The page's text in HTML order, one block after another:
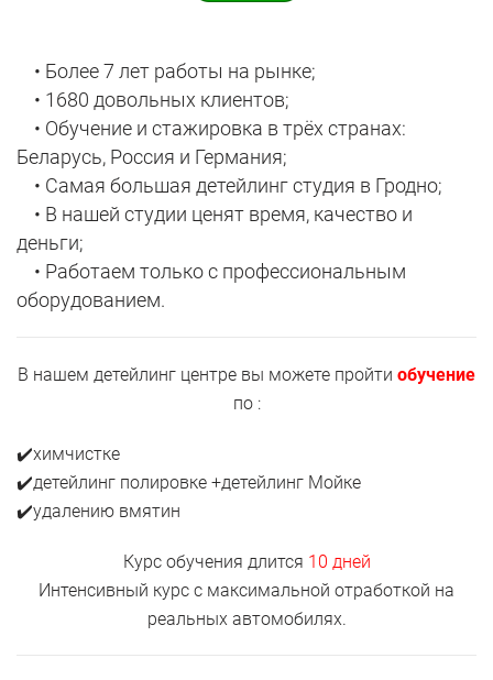
• Более 7 лет работы на рынке;
• 1680 довольных клиентов;
• Обучение и стажировка в трёх странах:
Беларусь, Россия и Германия;
• Самая большая детейлинг студия в Гродно;
• В нашей студии ценят время, качество и
деньги;
• Работаем только с профессиональным
оборудованием.
В нашем детейлинг центре вы можете пройти обучение
по :
✔️химчистке
✔️детейлинг полировке +детейлинг Мойке
✔️удалению вмятин
Курс обучения длится 10 дней
Интенсивный курс с максимальной отработкой на
реальных автомобилях.